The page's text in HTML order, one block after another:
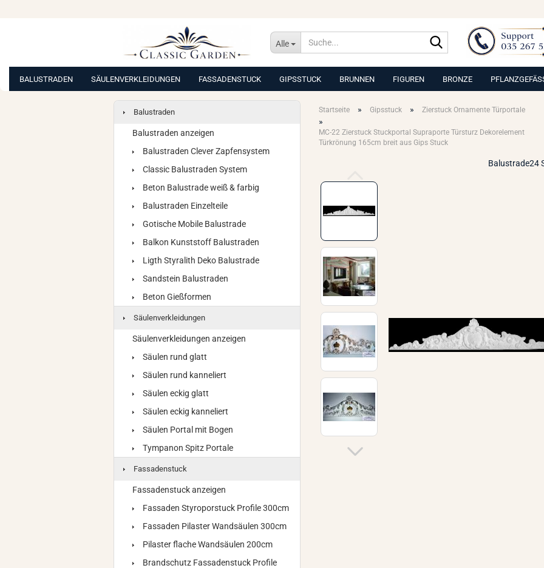
Alle
Suche...
BALUSTRADEN SÄULENVERKLEIDUNGEN FASSADENSTUCK GIPSSTUCK BRUNNEN FIGUREN BRONZE
Startseite » Gipsstuck » Zierstuck Ornamente Türportale
»
MC-22 Zierstuck Stuckportal Supraporte Türsturz Dekorelement
Türkrönung 165cm breit aus Gips Stuck
Balustrade24
Balustraden
Balustraden anzeigen
Balustraden Clever Zapfensystem
Classic Balustraden System
Beton Balustrade weiß & farbig
Balustraden Einzelteile
Gotische Mobile Balustrade
Balkon Kunststoff Balustraden
Ligth Styralith Deko Balustrade
Sandstein Balustraden
Beton Gießformen
Säulenverkleidungen
Säulenverkleidungen anzeigen
Säulen rund glatt
Säulen rund kanneliert
Säulen eckig glatt
Säulen eckig kanneliert
Säulen Portal mit Bogen
Tympanon Spitz Portale
Fassadenstuck
Fassadenstuck anzeigen
Fassaden Styroporstuck Profile 300cm
Fassaden Pilaster Wandsäulen 300cm
Pilaster flache Wandsäulen 200cm
Brandschutz Fassadenstuck Profile